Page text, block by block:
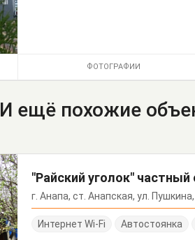
ФОТОГРАФИИ
И ещё похожие
"Райский уголок" частный
г. Анапа, ст. Анапская, ул.
Интернет Wi-Fi Автостоянка